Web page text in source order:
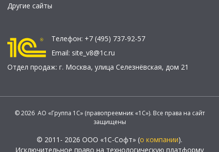
Другие сайты
Телефон: +7 (495) 737-92-57
Email: site_v8@1c.ru
Отдел продаж: г. Москва, улица Селезнёвская, дом 21
© 2026 АО «Группа 1С» (правопреемник «1С»). Все права на сайт
защищены
© 2011- 2026 ООО «1С-Софт» (о компании).
Исключительное право на технологическую платформу